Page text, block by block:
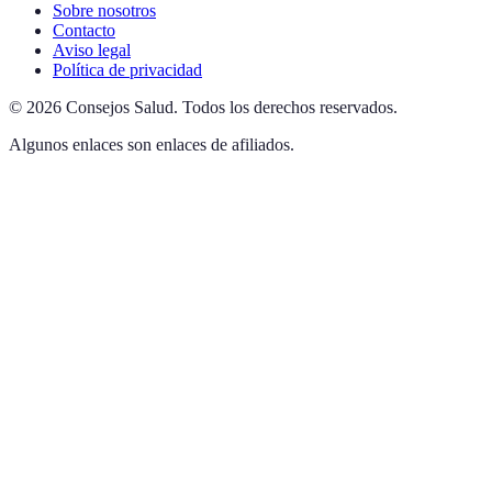
Sobre nosotros
Contacto
Aviso legal
Política de privacidad
© 2026 Consejos Salud. Todos los derechos reservados.
Algunos enlaces son enlaces de afiliados.